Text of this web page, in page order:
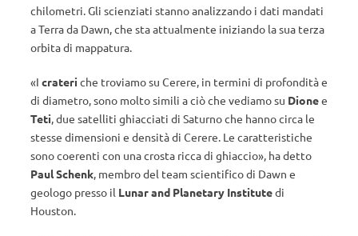
chilometri. Gli scienziati stanno analizzando i dati mandati
a Terra da Dawn, che sta attualmente iniziando la sua terza
orbita di mappatura.
«I crateri che troviamo su Cerere, in termini di profondità e
di diametro, sono molto simili a ciò che vediamo su Dionee
Teti, due satelliti ghiacciati di Saturno che hanno circa le
stesse dimensioni e densità di Cerere. Le caratteristiche
sono coerenti con una crosta ricca di ghiaccio», ha detto
Paul Schenk, membro del team scientifico di Dawn e
geologo presso il Lunar and Planetary Institutedi
Houston.